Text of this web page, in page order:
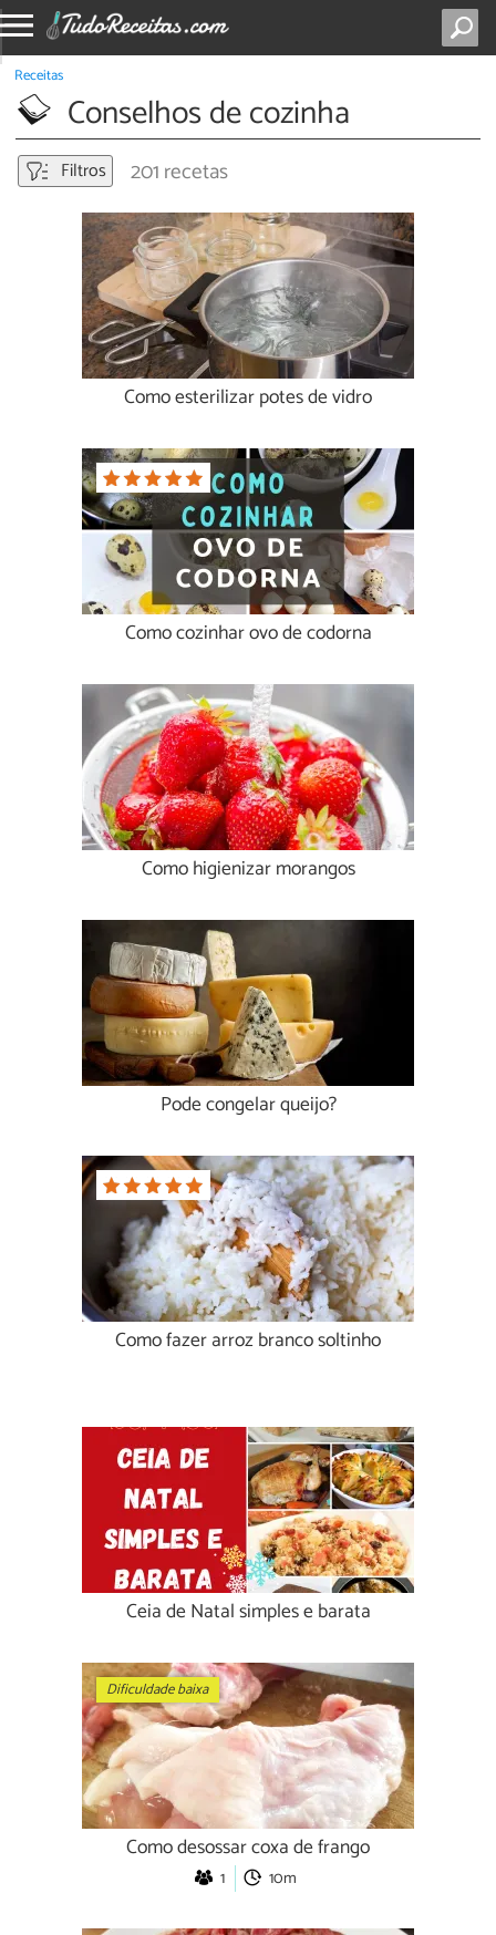
Receitas
Conselhos de cozinha
Filtros 201 recetas
Como esterilizar potes de vidro
Como cozinhar ovo de codorna
Como higienizar morangos
Pode congelar queijo?
Como fazer arroz branco soltinho
Ceia de Natal simples e barata
Dificuldade baixa
Como desossar coxa de frango
1 10m